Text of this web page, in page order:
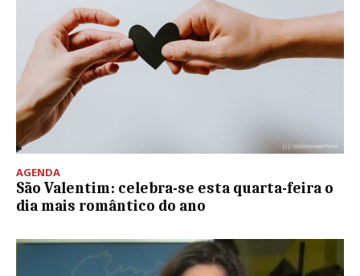
AGENDA
São Valentim: celebra-se esta quarta-feira o
dia mais romântico do ano